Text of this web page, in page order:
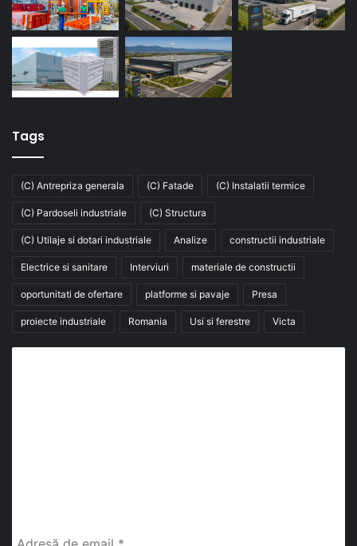
Tags
(C) Antrepriza generala (C) Fatade (C) Instalatii termice
(C) Pardoseli industriale (C) Structura
(C) Utilaje si dotari industriale Analize constructii industriale
Electrice si sanitare Interviuri materiale de constructii
oportunitati de ofertare platforme si pavaje Presa
proiecte industriale Romania Usi si ferestre Victa